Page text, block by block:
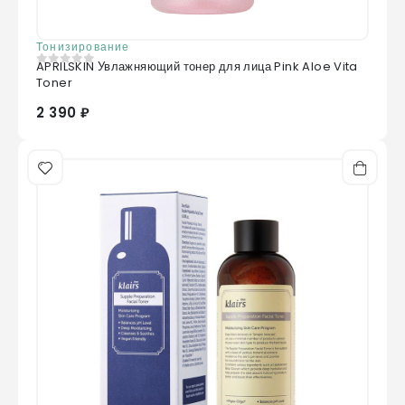
Тонизирование
0из 5
APRILSKIN Увлажняющий тонер для лица Pink Aloe Vita
Toner
2 390 ₽